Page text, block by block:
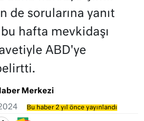
de sorularına yanıt
hafta mevkidaşı
ABD'ye
Merkezi
Bu haber 2 yıl önce yayınlandı